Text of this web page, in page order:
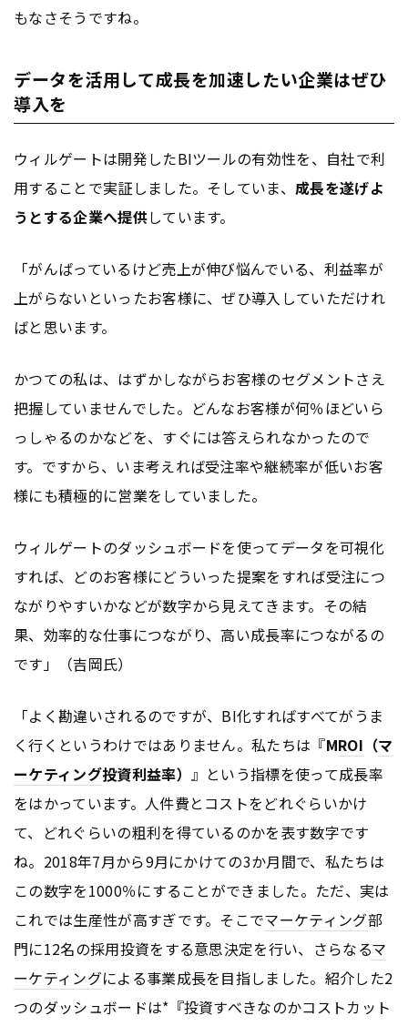
もなさそうですね。
データを活用して成長を加速したい企業はぜひ
導入を
ウィルゲートは開発したBIツールの有効性を、自社で利
用することで実証しました。そしていま、成長を遂げよ
うとする企業へ提供しています。
「がんばっているけど売上が伸び悩んでいる、利益率が
上がらないといったお客様に、ぜひ導入していただけれ
ばと思います。
かつての私は、はずかしながらお客様のセグメントさえ
把握していませんでした。どんなお客様が何％ほどいら
っしゃるのかなどを、すぐには答えられなかったので
す。ですから、いま考えれば受注率や継続率が低いお客
様にも積極的に営業をしていました。
ウィルゲートのダッシュボードを使ってデータを可視化
すれば、どのお客様にどういった提案をすれば受注につ
ながりやすいかなどが数字から見えてきます。その結
果、効率的な仕事につながり、高い成長率につながるの
です」（吉岡氏）
「よく勘違いされるのですが、BI化すればすべてがうま
く行くというわけではありません。私たちは『MROI （マ
ーケティング投資利益率） 』という指標を使って成長率
をはかっています。人件費とコストをどれぐらいかけ
て、どれぐらいの粗利を得ているのかを表す数字です
ね。2018年7月から9月にかけての3か月間で、私たちは
この数字を1000％にすることができました。ただ、実は
これでは生産性が高すぎです。そこでマーケティング部
門に12名の採用投資をする意思決定を行い、さらなるマ
ーケティングによる事業成長を目指しました。紹介した2
つのダッシュボードは*『投資すべきなのかコストカット